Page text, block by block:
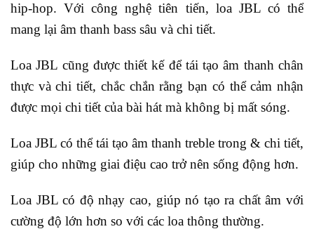
hip-hop. Với công nghệ tiên tiến, loa JBL có thể
mang lại âm thanh bass sâu và chi tiết.
Loa JBL cũng được thiết kế để tái tạo âm thanh chân
thực và chi tiết, chắc chắn rằng bạn có thể cảm nhận
được mọi chi tiết của bài hát mà không bị mất sóng.
Loa JBL có thể tái tạo âm thanh treble trong & chi tiết,
giúp cho những giai điệu cao trở nên sống động hơn.
Loa JBL có độ nhạy cao, giúp nó tạo ra chất âm với
cường độ lớn hơn so với các loa thông thường.